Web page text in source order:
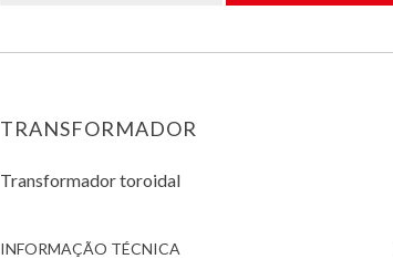
TRANSFORMADOR
Transformador toroidal
INFORMAÇÃO TÉCNICA